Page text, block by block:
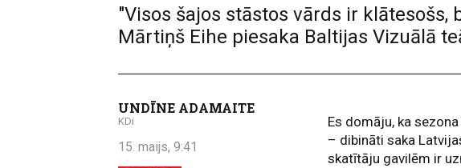
"Visos šajos stāstos vārds ir
Mārtiņš Eihe piesaka Baltijas Vizuālā
UNDĪNE ADAMAITE
KDi
15. maijs, 9:41
Es domāju, ka
– dibināti saka
skatītāju gavilēm ir